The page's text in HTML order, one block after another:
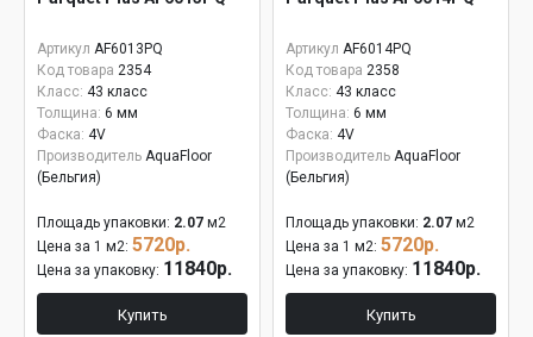
Артикул AF6013PQ
Код товара 2354
Класс: 43 класс
Толщина: 6 мм
Фаска: 4V
Производитель AquaFloor
(Бельгия)
Площадь упаковки: 2.07 м2
Цена за 1 м2: 5720р.
Цена за упаковку: 11840р.
Купить
Артикул AF6014PQ
Код товара 2358
Класс: 43 класс
Толщина: 6 мм
Фаска: 4V
Производитель AquaFloor
(Бельгия)
Площадь упаковки: 2.07 м2
Цена за 1 м2: 5720р.
Цена за упаковку: 11840р.
Купить